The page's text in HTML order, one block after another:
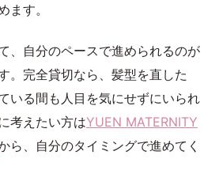
ます。
、自分のペースで進められるのが
。完全貸切なら、髪型を直した
いる間も人目を気にせずにいられ
考えたい方はYUEN MATERNITY
ら、自分のタイミングで進めてく